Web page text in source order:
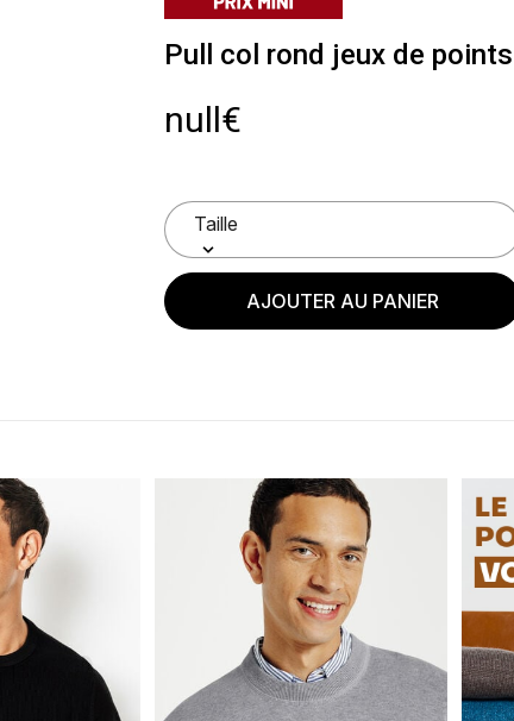
Pull col rond jeux de points
null€
AJOUTER AU PANIER